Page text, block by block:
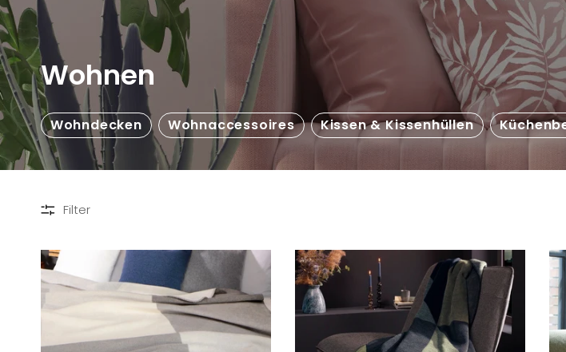
Wohnen
Wohndecken Wohnaccessoires Kissen & Kissenhüllen
Filter